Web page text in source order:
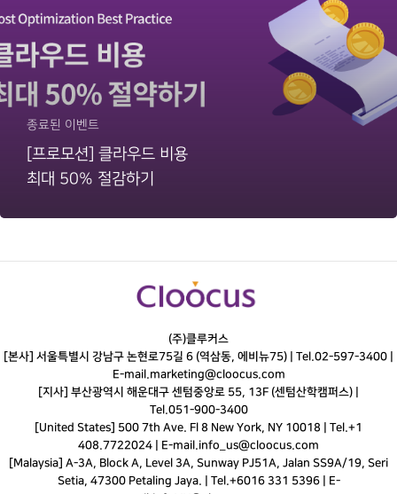
종료된 이벤트
[프로모션] 클라우드 비용
최대 50% 절감하기
(주)클루커스
[본사] 서울특별시 강남구 논현로75길 6 (역삼동, 에비뉴75) | Tel.02-597-3400
E-mail.marketing@cloocus.com
[지사] 부산광역시 해운대구 센텀중앙로 55, 13F (센텀산학캠퍼스) |
Tel.051-900-3400
[United States] 500 7th Ave. Fl 8 New York, NY 10018 | Tel.+1
408.7722024 | E-mail.info_us@cloocus.com
[Malaysia] A-3A, Block A, Level 3A, Sunway PJ51A, Jalan SS9A/19, Seri
Setia, 47300 Petaling Jaya. | Tel.+6016 331 5396 | E-